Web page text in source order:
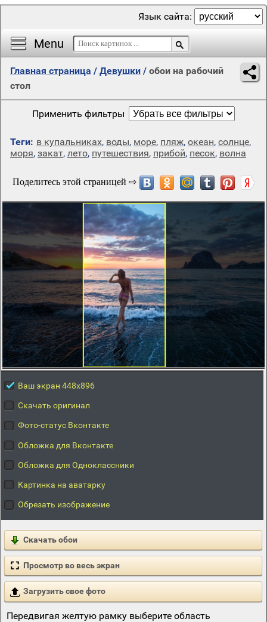
Menu
Язык сайта:
Главная страница / Девушки / обои на рабочий
стол
Применить фильтры
Теги: в купальниках, воды, море, пляж, океан, солнце,
моря, закат, лето, путешествия, прибой, песок, волна
Ваш экран 448x896
Скачать оригинал
Фото-статус Вконтакте
Обложка для Вконтакте
Обложка для Одноклассники
Картинка на аватарку
Обрезать изображение
Скачать обои
Просмотр во весь экран
Загрузить свое фото
Передвигая желтую рамку выберите область